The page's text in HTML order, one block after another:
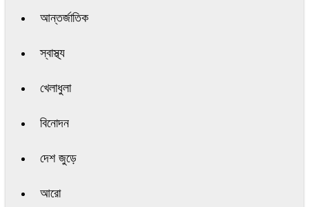
আন্তর্জাতিক
স্বাস্থ্য
খেলাধুলা
বিনোদন
দেশ জুড়ে
আরো